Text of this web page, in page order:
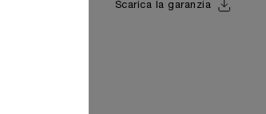
Scarica la garanzia